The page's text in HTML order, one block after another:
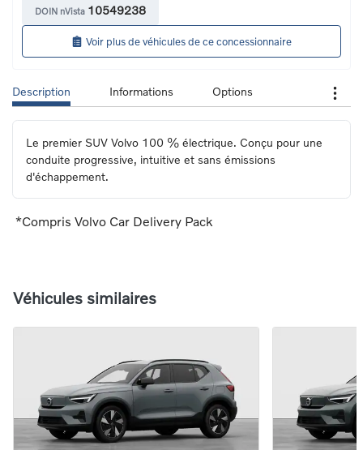
DOIN nVista 10549238
Voir plus de véhicules de ce concessionnaire
Description Informations Options
Le premier SUV Volvo 100 % électrique. Conçu pour une
conduite progressive, intuitive et sans émissions
d'échappement.
*Compris Volvo Car Delivery Pack
Véhicules similaires